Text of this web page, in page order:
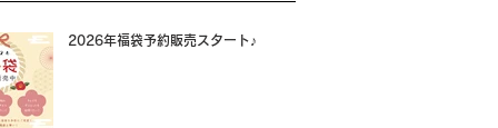
2026年福袋予約販売スタート♪